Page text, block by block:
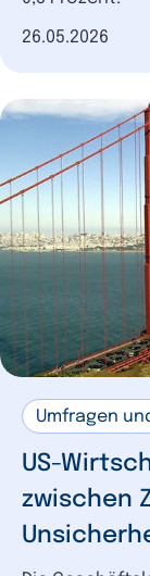
Datum der
26.05.2026
Umfragen
US-
zwischen